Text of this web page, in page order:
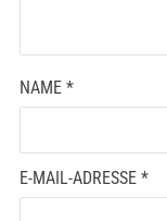
NAME *
E-MAIL-ADRESSE *